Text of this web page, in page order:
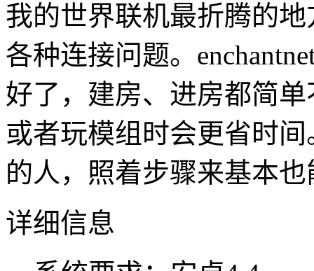
我的世界联机最折腾的
各种连接问题。
好了，建房、进房都简
或者玩模组时会更省时
的人，照着步骤来基本
详细信息